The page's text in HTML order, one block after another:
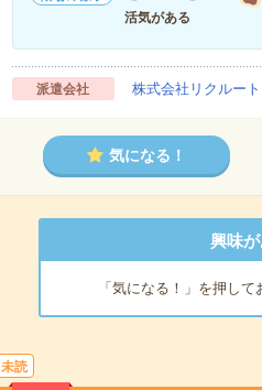
活気がある
派遣会社 株式会社リクルー
気になる！
興味
「気になる！」を押し
未読